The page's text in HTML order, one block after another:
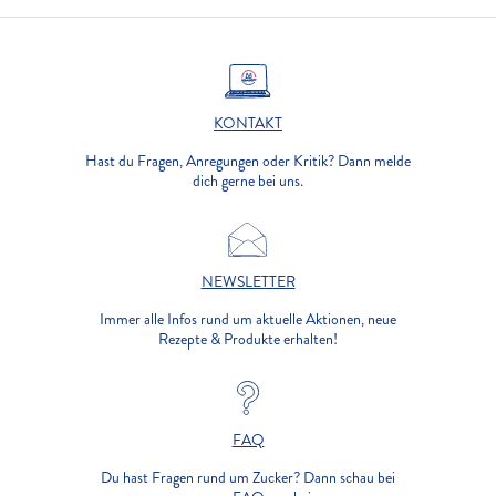
KONTAKT
Hast du Fragen, Anregungen oder Kritik? Dann melde
dich gerne bei uns.
NEWSLETTER
Immer alle Infos rund um aktuelle Aktionen, neue
Rezepte & Produkte erhalten!
FAQ
Du hast Fragen rund um Zucker? Dann schau bei